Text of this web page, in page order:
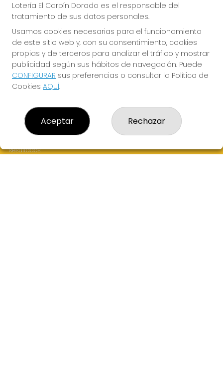
20.000€
JUGAR EURODREAMS
LOTERÍA EL CARPÍN DORADO
¿Quiénes somos?
Resultados
Lotería El Carpín Dorado es el responsable del
tratamiento de sus datos personales.
Usamos cookies necesarias para el funcionamiento
de este sitio web y, con su consentimiento, cookies
propias y de terceros para analizar el tráfico y mostrar
publicidad según sus hábitos de navegación. Puede
CONFIGURAR sus preferencias o consultar la Política de
Cookies AQUÍ.
Aceptar Rechazar